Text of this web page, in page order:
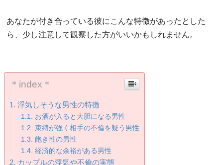
あなたが付き合っている彼にこんな特徴があったとした
ら、少し注意して観察した方がいいかもしれません。
＊index＊
浮気しそうな男性の特徴
お酒が入ると大胆になる男性
束縛が強く相手の不倫を疑う男性
飽き性の男性
経済的な余裕がある男性
カップルの浮気や不倫の実態